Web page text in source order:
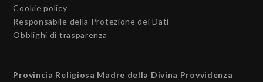
Cookie policy
Responsabile della Protezione dei Dati
Obblighi di trasparenza
Provincia Religiosa Madre della Divina Provvidenza